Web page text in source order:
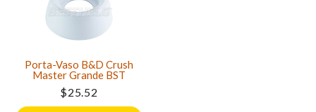
Porta-Vaso B&D Crush
Master Grande BST
$25.52